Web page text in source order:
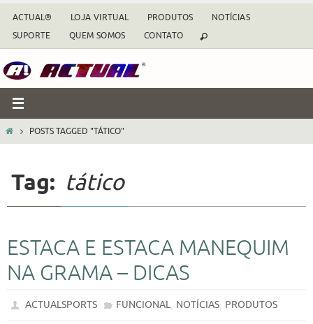
Skip
content
ACTUAL® LOJA VIRTUAL PRODUTOS
NOTÍCIAS
SUPORTE
QUEM SOMOS CONTATO
HOMEPOSTS TAGGED "TÁTICO"
Tag: tático
ESTACA E ESTACA MANEQUIM
NA GRAMA – DICAS
ACTUALSPORTS FUNCIONAL, NOTÍCIAS, PRODUTOS